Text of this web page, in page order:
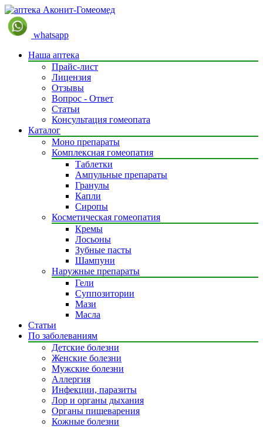
whatsapp
Наша аптека
Прайс-лист
Лицензия
Отзывы
Вопрос - Ответ
Статьи
Консультация гомеопата
Каталог
Моно препараты
Комплексная гомеопатия
Таблетки
Ампульные препараты
Гранулы
Капли
Сиропы
Косметическая гомеопатия
Кремы
Лосьоны
Зубные пасты
Шампуни
Наружные препараты
Гели
Суппозитории
Мази
Масла
Статьи
По заболеваниям
Детские болезни
Женские болезни
Мужские болезни
Аллергия
Инфекции, паразиты
Лор и органы дыхания
Органы пищеварения
Кожные болезни